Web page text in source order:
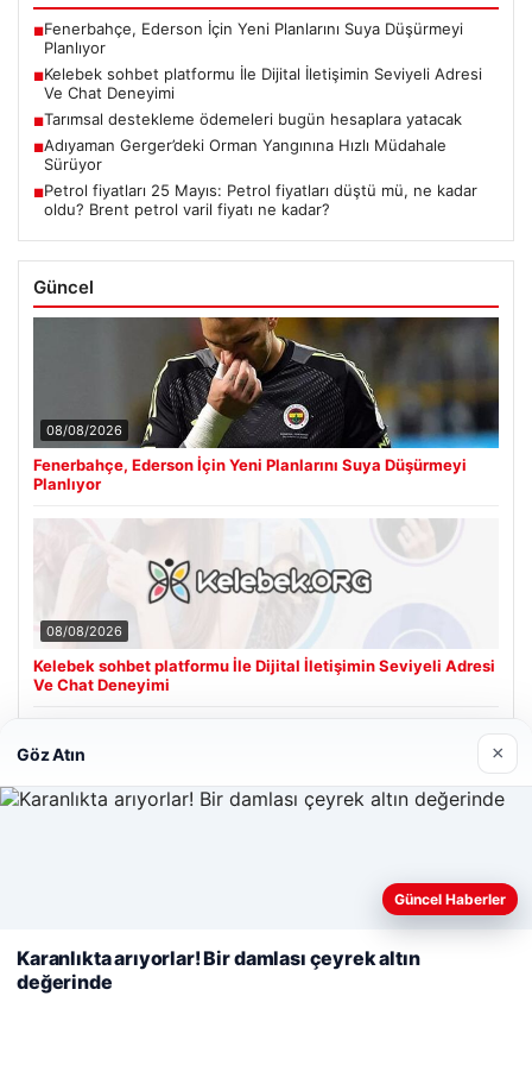
■Fenerbahçe, Ederson İçin Yeni Planlarını Suya Düşürmeyi
Planlıyor
■Kelebek sohbet platformu İle Dijital İletişimin Seviyeli Adresi
Ve Chat Deneyimi
■Tarımsal destekleme ödemeleri bugün hesaplara yatacak
■Adıyaman Gerger’deki Orman Yangınına Hızlı Müdahale
Sürüyor
■Petrol fiyatları 25 Mayıs: Petrol fiyatları düştü mü, ne kadar
oldu? Brent petrol varil fiyatı ne kadar?
Güncel
08/08/2026
Fenerbahçe, Ederson İçin Yeni Planlarını Suya Düşürmeyi
Planlıyor
08/08/2026
Kelebek sohbet platformu İle Dijital İletişimin Seviyeli Adresi
Ve Chat Deneyimi
Web sitemizi nasıl kullandığınızı daha iyi anlayabilmek,
kullanıyoruz.
Çerez Politikamız
Reddet
Göz Atın ×
Güncel Haberler
Karanlıkta arıyorlar! Bir damlası çeyrek altın
değerinde